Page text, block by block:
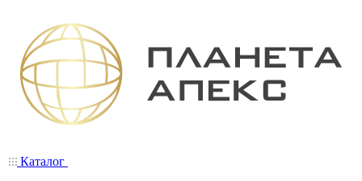
Каталог